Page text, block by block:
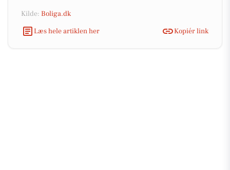
Kilde: Boliga.dk
Læs hele artiklen her
Kopiér link